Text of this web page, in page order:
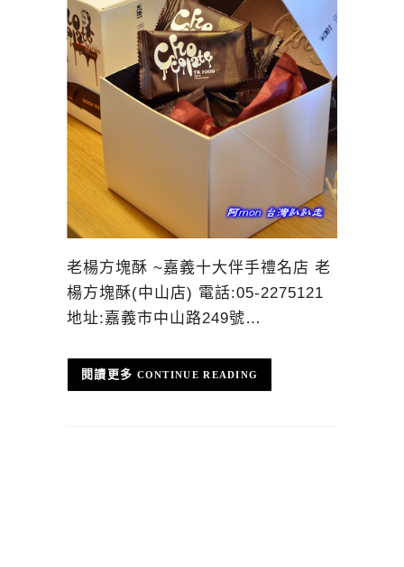
老楊方塊酥 ~嘉義十大伴手禮名店 老
楊方塊酥(中山店) 電話:05-2275121
地址:嘉義市中山路249號…
CONTINUE READING